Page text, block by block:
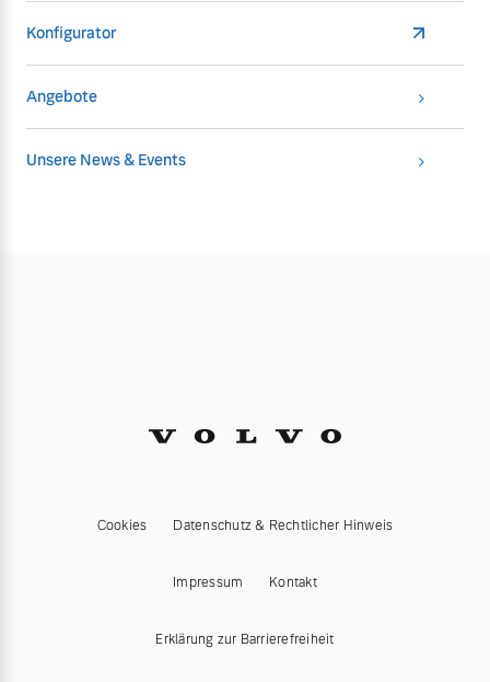
Konfigurator
Angebote
Unsere News & Events
Cookies Datenschutz & Rechtlicher Hinweis
Impressum Kontakt
Erklärung zur Barrierefreiheit